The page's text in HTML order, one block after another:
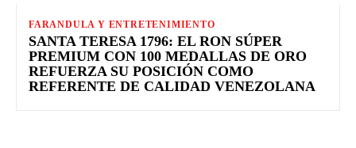
FARANDULA Y ENTRETENIMIENTO
SANTA TERESA 1796: EL RON SÚPER
PREMIUM CON 100 MEDALLAS DE ORO
REFUERZA SU POSICIÓN COMO
REFERENTE DE CALIDAD VENEZOLANA